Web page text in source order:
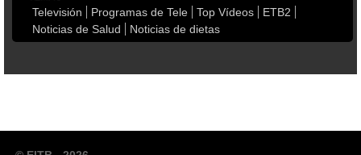
Televisión Programas de Tele Top Vídeos
ETB2
Noticias de Salud
Noticias de dietas